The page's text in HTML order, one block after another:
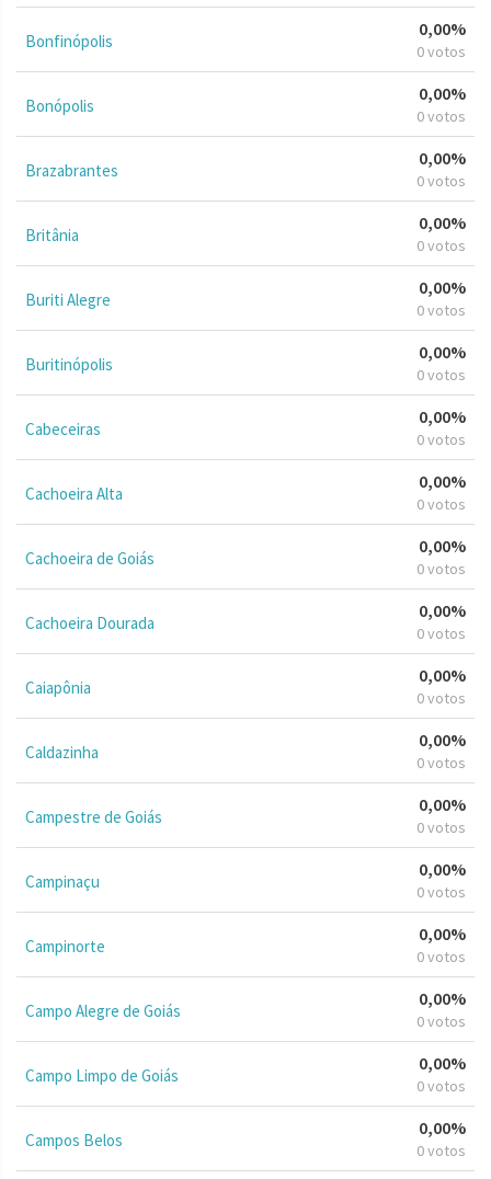
Bonfinópolis
0,00%
0 votos
Bonópolis
0,00%
0 votos
Brazabrantes
0,00%
0 votos
Britânia
0,00%
0 votos
Buriti Alegre
0,00%
0 votos
Buritinópolis
0,00%
0 votos
Cabeceiras
0,00%
0 votos
Cachoeira Alta
0,00%
0 votos
Cachoeira de Goiás
0,00%
0 votos
Cachoeira Dourada
0,00%
0 votos
Caiapônia
0,00%
0 votos
Caldazinha
0,00%
0 votos
Campestre de Goiás
0,00%
0 votos
Campinaçu
0,00%
0 votos
Campinorte
0,00%
0 votos
Campo Alegre de Goiás
0,00%
0 votos
Campo Limpo de Goiás
0,00%
0 votos
Campos Belos
0,00%
0 votos